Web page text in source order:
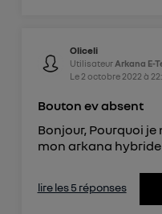
Oliceli
Utilisateur Arkana E-
Le 2 octobre 2022 à
Bouton ev absent
Bonjour, Pourquoi
mon arkana hybride
lire les 5 réponses